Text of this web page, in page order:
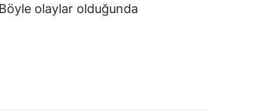
olaylar olduğunda